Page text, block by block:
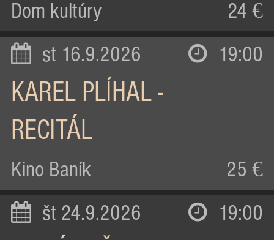
Dom kultúry 24 €
st 16.9.2026 19:00
KAREL PLÍHAL -
RECITÁL
Kino Baník 25 €
št 24.9.2026 19:00